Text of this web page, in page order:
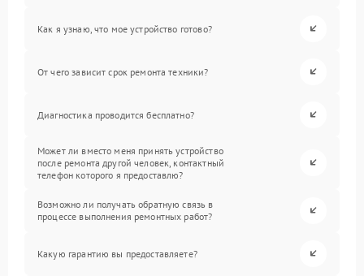
Как я узнаю, что мое устройство готово?
От чего зависит срок ремонта техники?
Диагностика проводится бесплатно?
Может ли вместо меня принять устройство
после ремонта другой человек, контактный
телефон которого я предоставлю?
Возможно ли получать обратную связь в
процессе выполнения ремонтных работ?
Какую гарантию вы предоставляете?